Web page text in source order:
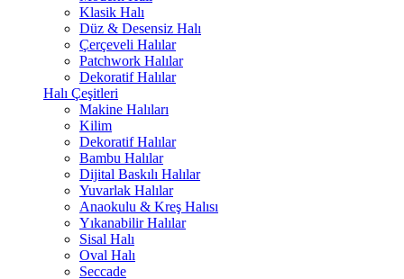
Klasik Halı
Düz & Desensiz Halı
Çerçeveli Halılar
Patchwork Halılar
Dekoratif Halılar
Halı Çeşitleri
Makine Halıları
Kilim
Dekoratif Halılar
Bambu Halılar
Dijital Baskılı Halılar
Yuvarlak Halılar
Anaokulu & Kreş Halısı
Yıkanabilir Halılar
Sisal Halı
Oval Halı
Seccade